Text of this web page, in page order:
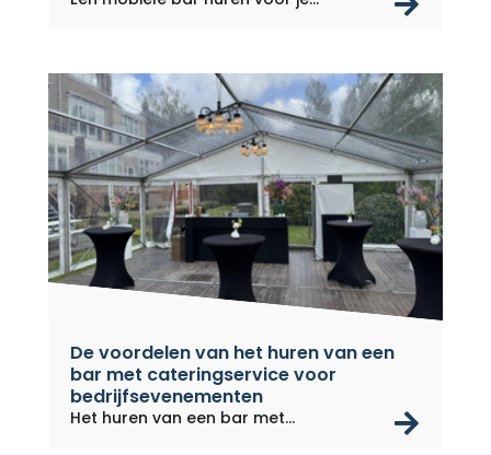
De voordelen van het huren van een
bar met cateringservice voor
bedrijfsevenementen
Het huren van een bar met...